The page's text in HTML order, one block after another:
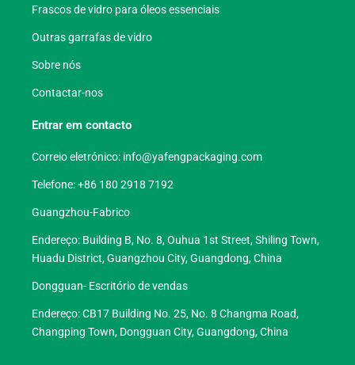
Frascos de vidro para óleos essenciais
Outras garrafas de vidro
Sobre nós
Contactar-nos
Entrar em contacto
Correio eletrónico: info@yafengpackaging.com
Telefone: +86 180 2918 7192
Guangzhou-Fabrico
Endereço: Building B, No. 8, Ouhua 1st Street, Shiling Town,
Huadu District, Guangzhou City, Guangdong, China
Dongguan- Escritório de vendas
Endereço: CB17 Building No. 25, No. 8 Changma Road,
Changping Town, Dongguan City, Guangdong, China